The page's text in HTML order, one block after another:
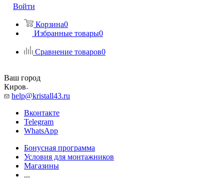
Войти
Корзина0
Избранные товары0
Сравнение товаров0
Ваш город
Киров
help@kristall43.ru
Вконтакте
Telegram
WhatsApp
Бонусная программа
Условия для монтажников
Магазины
...